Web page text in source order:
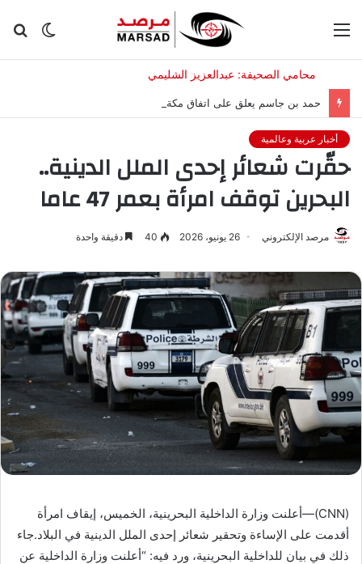
الوضع
حمد بن جاسم يعلق على اتفاق مكة بين السعودية وتركيا وباكستان
أخبار عربية وعالمية
حقّرت شعائر إحدى الملل الدينية..
البحرين توقف امرأة بعمر 47 عاما
مرصد الإلكتروني 26 يونيو، 2026 40 دقيقة واحدة
(CNN)—أعلنت وزارة الداخلية البحرينية، الخميس، إيقاف امرأة
أقدمت على الإساءة وتحقير شعائر إحدى الملل الدينية في البلاد.جاء
ذلك في بيان للداخلية البحرينية، ورد فيه: “أعلنت وزارة الداخلية عن